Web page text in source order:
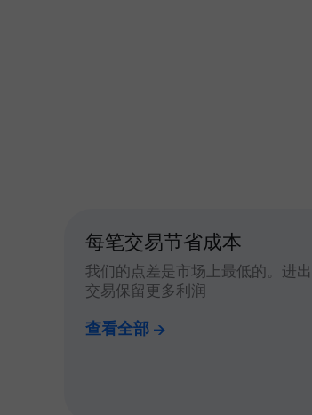
每笔交易节省成本
我们的点差是市场上最低的。进
交易保留更多利润
查看全部